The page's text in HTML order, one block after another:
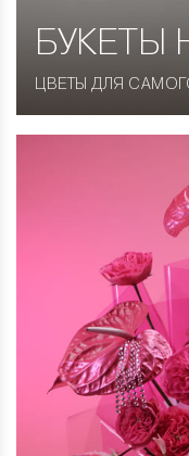
БУКЕТЫ
ЦВЕТЫ ДЛЯ